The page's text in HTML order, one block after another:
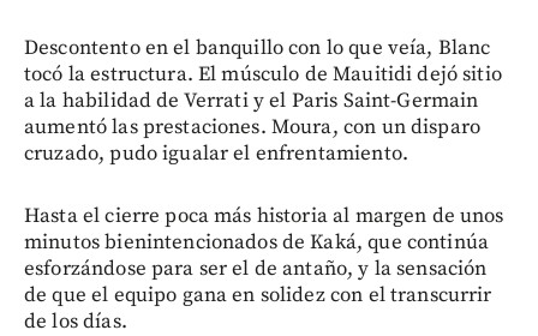
Descontento en el banquillo con lo que veía, Blanc
tocó la estructura. El músculo de Mauitidi dejó sitio
a la habilidad de Verrati y el Paris Saint-Germain
aumentó las prestaciones. Moura, con un disparo
cruzado, pudo igualar el enfrentamiento.
Hasta el cierre poca más historia al margen de unos
minutos bienintencionados de Kaká, que continúa
esforzándose para ser el de antaño, y la sensación
de que el equipo gana en solidez con el transcurrir
de los días.